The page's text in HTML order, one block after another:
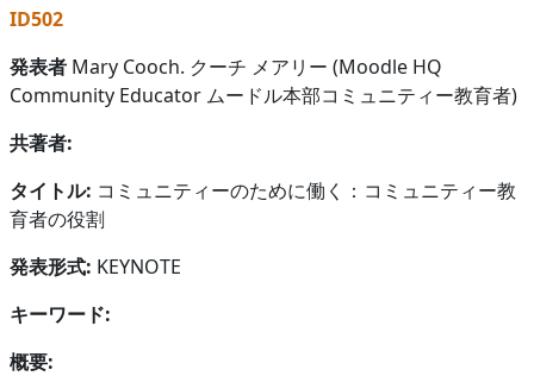
ID502
発表者 Mary Cooch. クーチ メアリー (Moodle HQ
Community Educator ムードル本部コミュニティー教育者)
共著者:
タイトル: コミュニティーのために働く：コミュニティー教
育者の役割
発表形式: KEYNOTE
キーワード:
概要: